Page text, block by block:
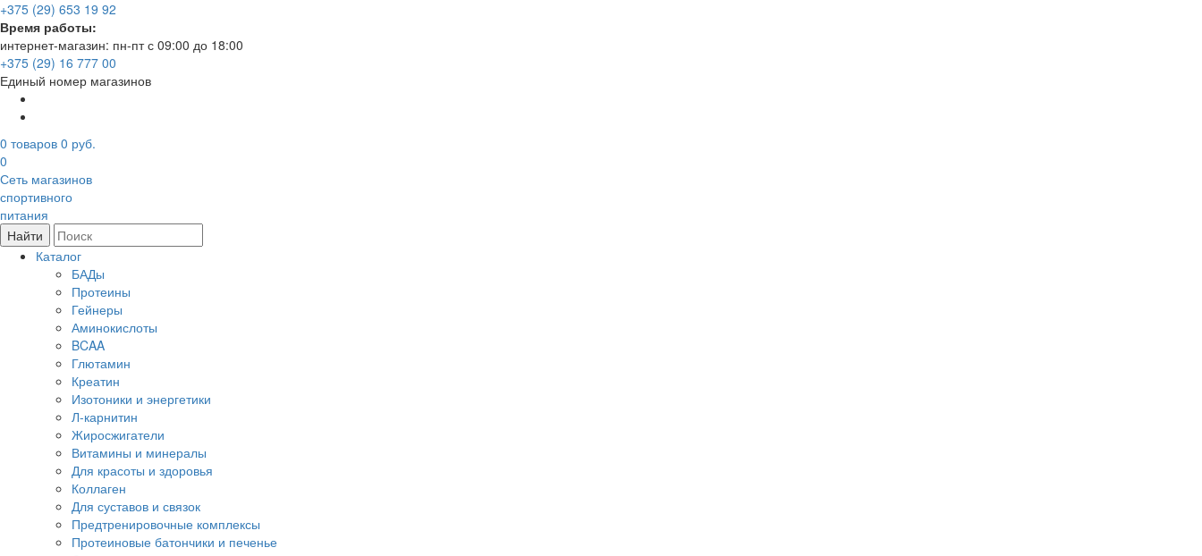
+375 (29) 653 19 92
Время работы:
интернет-магазин: пн-пт с 09:00 до 18:00
+375 (29) 16 777 00
Единый номер магазинов
0 товаров 0 руб.
0
Сеть магазинов
спортивного
питания
Найти
Каталог
БАДы
Протеины
Гейнеры
Аминокислоты
BCAA
Глютамин
Креатин
Изотоники и энергетики
Л-карнитин
Жиросжигатели
Витамины и минералы
Для красоты и здоровья
Коллаген
Для суставов и связок
Предтренировочные комплексы
Протеиновые батончики и печенье